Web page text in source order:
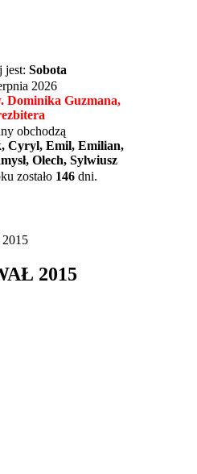
jest: Sobota
2026
Dominika Guzmana,
obchodzą
Cyryl, Emil, Emilian,
Olech, Sylwiusz
zostało 146dni.
2015